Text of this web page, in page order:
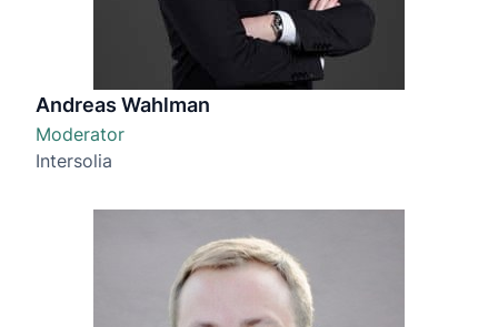
Andreas Wahlman
Moderator
Intersolia